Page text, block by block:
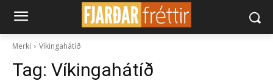
Merki Víkingahátíð
Tag: Víkingahátíð